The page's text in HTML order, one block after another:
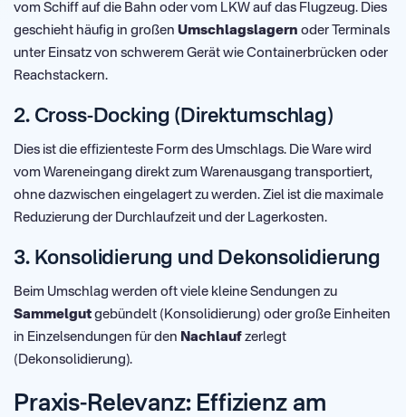
vom Schiff auf die Bahn oder vom LKW auf das Flugzeug. Dies
geschieht häufig in großen Umschlagslagern oder Terminals
unter Einsatz von schwerem Gerät wie Containerbrücken oder
Reachstackern.
2. Cross-Docking (Direktumschlag)
Dies ist die effizienteste Form des Umschlags. Die Ware wird
vom Wareneingang direkt zum Warenausgang transportiert,
ohne dazwischen eingelagert zu werden. Ziel ist die maximale
Reduzierung der Durchlaufzeit und der Lagerkosten.
3. Konsolidierung und Dekonsolidierung
Beim Umschlag werden oft viele kleine Sendungen zu
Sammelgut gebündelt (Konsolidierung) oder große Einheiten
in Einzelsendungen für den Nachlauf zerlegt
(Dekonsolidierung).
Praxis-Relevanz: Effizienz am